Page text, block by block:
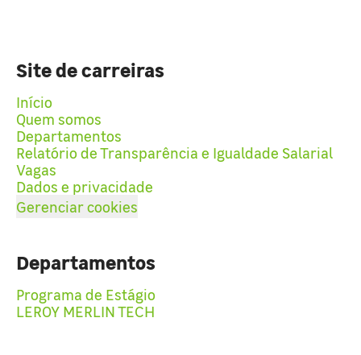
Site de carreiras
Início
Quem somos
Departamentos
Relatório de Transparência e Igualdade Salarial
Vagas
Dados e privacidade
Gerenciar cookies
Departamentos
Programa de Estágio
LEROY MERLIN TECH